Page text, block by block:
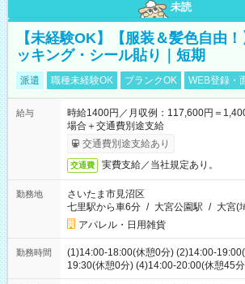
未読
【未経験OK】【服装＆髪色自由
ッキング・シール貼り｜短期
派遣 職種未経験OK ブランクOK WEB登録・
給与
時給1400円／月収例：117,600円＝
場合＋交通費別途支給
交通費別途支給あり
交通費 実費支給／当社規定あり。
勤務地
さいたま市見沼区
七里駅から車6分 / 大宮公園駅 / 大宮(
アパレル・日用雑貨
勤務時間
(1)14:00-18:00(休憩0分) (2)14:00-
19:30(休憩0分) (4)14:00-20:00(休憩45
ます